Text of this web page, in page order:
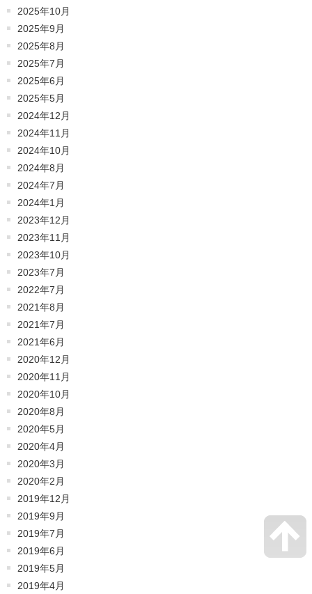
2025年10月
2025年9月
2025年8月
2025年7月
2025年6月
2025年5月
2024年12月
2024年11月
2024年10月
2024年8月
2024年7月
2024年1月
2023年12月
2023年11月
2023年10月
2023年7月
2022年7月
2021年8月
2021年7月
2021年6月
2020年12月
2020年11月
2020年10月
2020年8月
2020年5月
2020年4月
2020年3月
2020年2月
2019年12月
2019年9月
2019年7月
2019年6月
2019年5月
2019年4月